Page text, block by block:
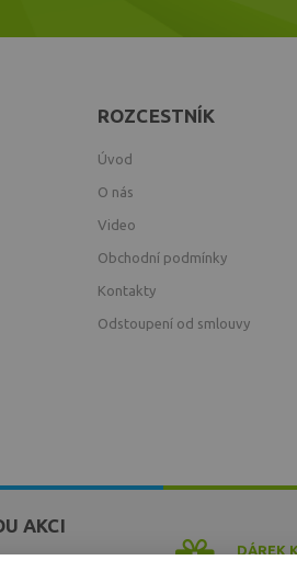
ROZCESTNÍK
Úvod
O nás
Video
Obchodní podmínky
Kontakty
Odstoupení od smlouvy
AKCI
obchodu
DÁREK K